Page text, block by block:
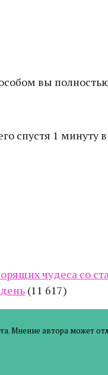
вы
спустя 1 минуту
чудеса со
(11 617)
Мнение автора может